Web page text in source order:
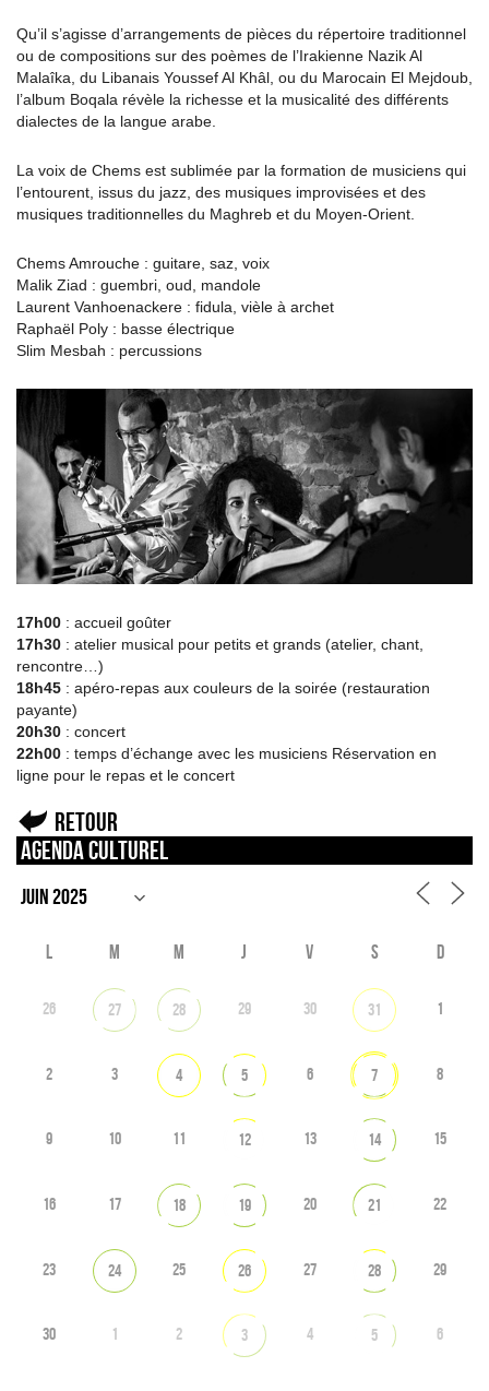
Qu’il s’agisse d’arrangements de pièces du répertoire traditionnel
ou de compositions sur des poèmes de l’Irakienne Nazik Al
Malaîka, du Libanais Youssef Al Khâl, ou du Marocain El Mejdoub,
l’album Boqala révèle la richesse et la musicalité des différents
dialectes de la langue arabe.
La voix de Chems est sublimée par la formation de musiciens qui
l’entourent, issus du jazz, des musiques improvisées et des
musiques traditionnelles du Maghreb et du Moyen-Orient.
Chems Amrouche : guitare, saz, voix
Malik Ziad : guembri, oud, mandole
Laurent Vanhoenackere : fidula, vièle à archet
Raphaël Poly : basse électrique
Slim Mesbah : percussions
17h00 : accueil goûter
17h30 : atelier musical pour petits et grands (atelier, chant,
rencontre…)
18h45 : apéro-repas aux couleurs de la soirée (restauration
payante)
20h30 : concert
22h00 : temps d’échange avec les musiciens Réservation en
ligne pour le repas et le concert
Retour
Agenda culturel
L M M J V S D
26 27 28 29 30 31 1
2 3 4 5 6 7 8
9 10 11 12 13 14 15
16 17 18 19 20 21 22
23 24 25 26 27 28 29
30 1 2 3 4 5 6